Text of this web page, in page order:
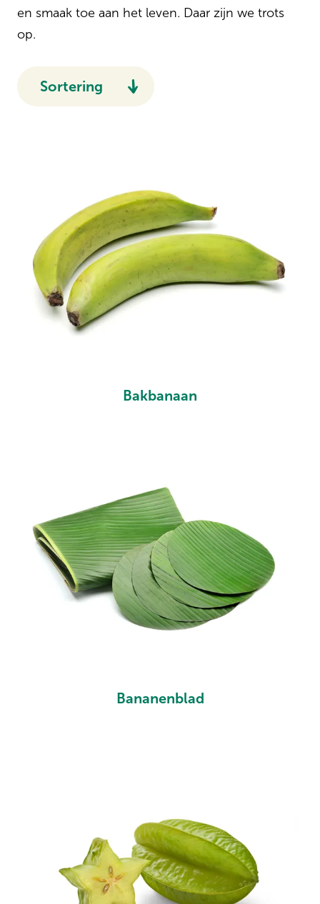
en smaak toe aan het leven. Daar zijn we trots
op.
Sortering
Bakbanaan
Bananenblad